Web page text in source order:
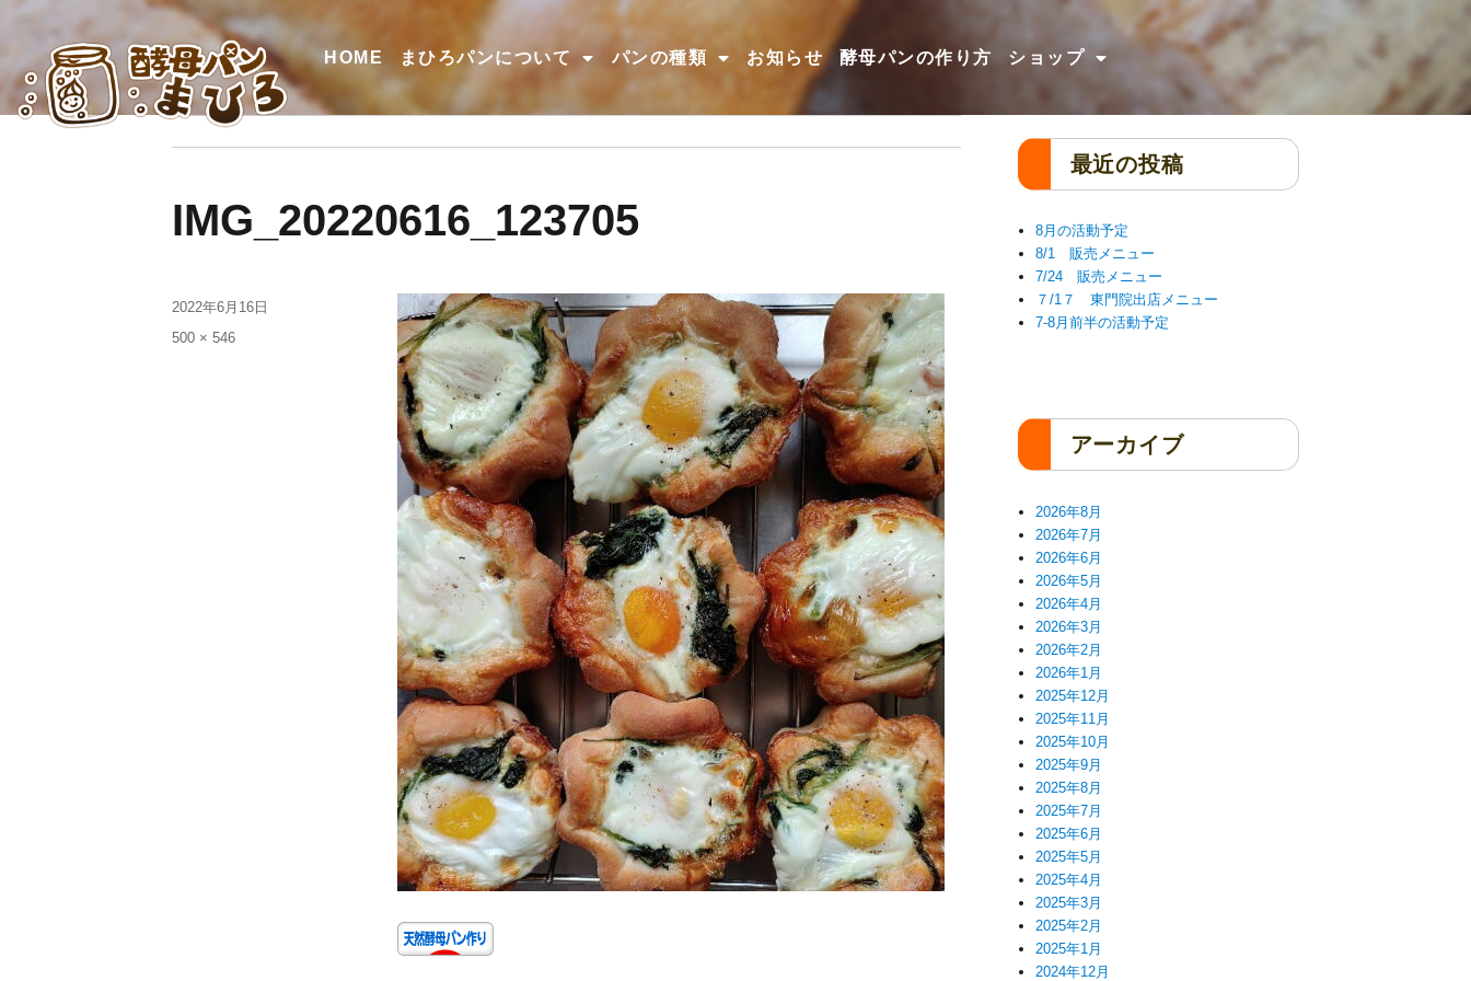
HOME まひろパンについて パンの種類 お知らせ 酵母パンの作り方 ショップ
IMG_20220616_123705
2022年6月16日
500 × 546
最近の投稿
8月の活動予定
8/1 販売メニュー
7/24 販売メニュー
７/1７ 東門院出店メニュー
7-8月前半の活動予定
アーカイブ
2026年8月
2026年7月
2026年6月
2026年5月
2026年4月
2026年3月
2026年2月
2026年1月
2025年12月
2025年11月
2025年10月
2025年9月
2025年8月
2025年7月
2025年6月
2025年5月
2025年4月
2025年3月
2025年2月
2025年1月
2024年12月